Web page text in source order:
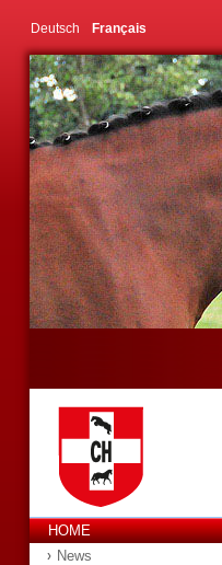
Deutsch Français
HOME
News